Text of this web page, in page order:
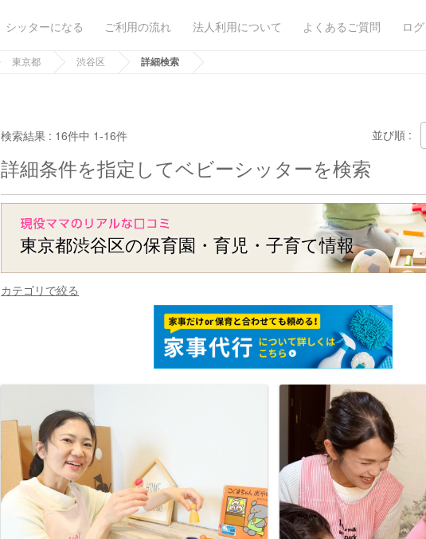
シッターになる ご利用の流れ 法人利用について よくあるご質問 ロ
東京都 渋谷区 詳細検索
検索結果 : 16件中 1-16件 並び順 :
詳細条件を指定してベビーシッターを検索
東京都渋谷区の保育園・育児・子育て情報
カテゴリで絞る